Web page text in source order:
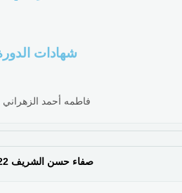
شهادات
صفاء حسن الشريف 11822